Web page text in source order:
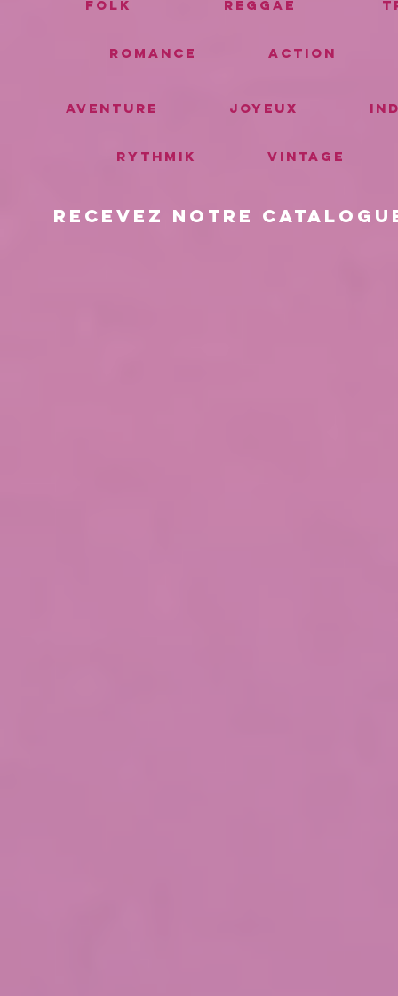
FOLK REGGAE
ROMANCE ACTION
AVENTURE JOYEUX
RYTHMIK VINTAGE
RECEVEZ NOTRE